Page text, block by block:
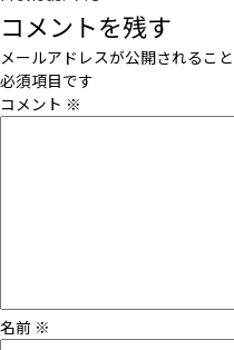
コメントを残す
メールアドレスが公開されること
必須項目です
コメント ※
名前 ※